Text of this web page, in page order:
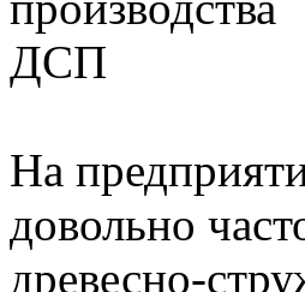
На
довольно
древесно-